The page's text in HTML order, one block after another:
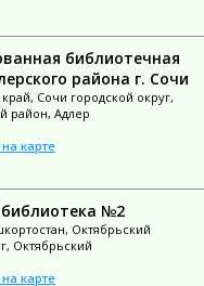
библиотечная
района г. Сочи
Сочи городской округ,
район, Адлер
карте
№2
Октябрьский
Октябрьский
карте